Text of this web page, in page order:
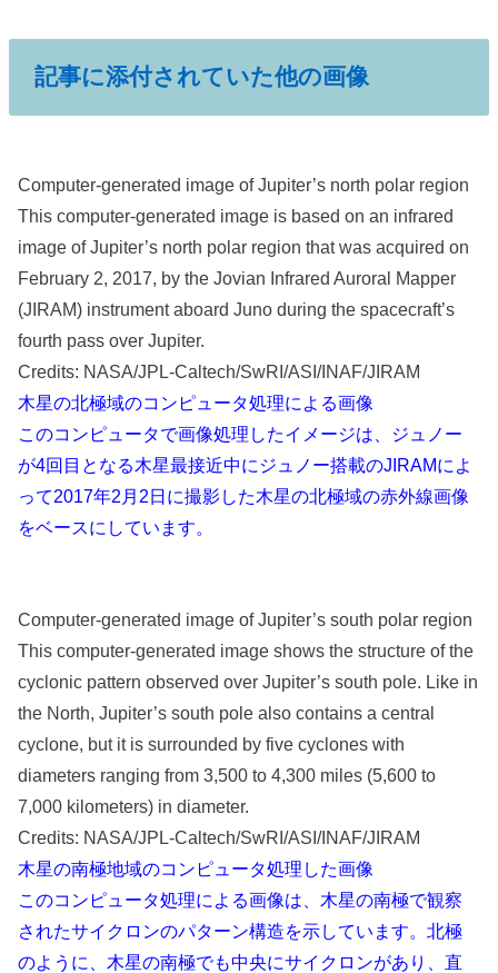
記事に添付されていた他の画像
Computer-generated image of Jupiter’s north polar region
This computer-generated image is based on an infrared
image of Jupiter’s north polar region that was acquired on
February 2, 2017, by the Jovian Infrared Auroral Mapper
(JIRAM) instrument aboard Juno during the spacecraft’s
fourth pass over Jupiter.
Credits: NASA/JPL-Caltech/SwRI/ASI/INAF/JIRAM
木星の北極域のコンピュータ処理による画像
このコンピュータで画像処理したイメージは、ジュノー
が4回目となる木星最接近中にジュノー搭載のJIRAMによ
って2017年2月2日に撮影した木星の北極域の赤外線画像
をベースにしています。
Computer-generated image of Jupiter’s south polar region
This computer-generated image shows the structure of the
cyclonic pattern observed over Jupiter’s south pole. Like in
the North, Jupiter’s south pole also contains a central
cyclone, but it is surrounded by five cyclones with
diameters ranging from 3,500 to 4,300 miles (5,600 to
7,000 kilometers) in diameter.
Credits: NASA/JPL-Caltech/SwRI/ASI/INAF/JIRAM
木星の南極地域のコンピュータ処理した画像
このコンピュータ処理による画像は、木星の南極で観察
されたサイクロンのパターン構造を示しています。北極
のように、木星の南極でも中央にサイクロンがあり、直